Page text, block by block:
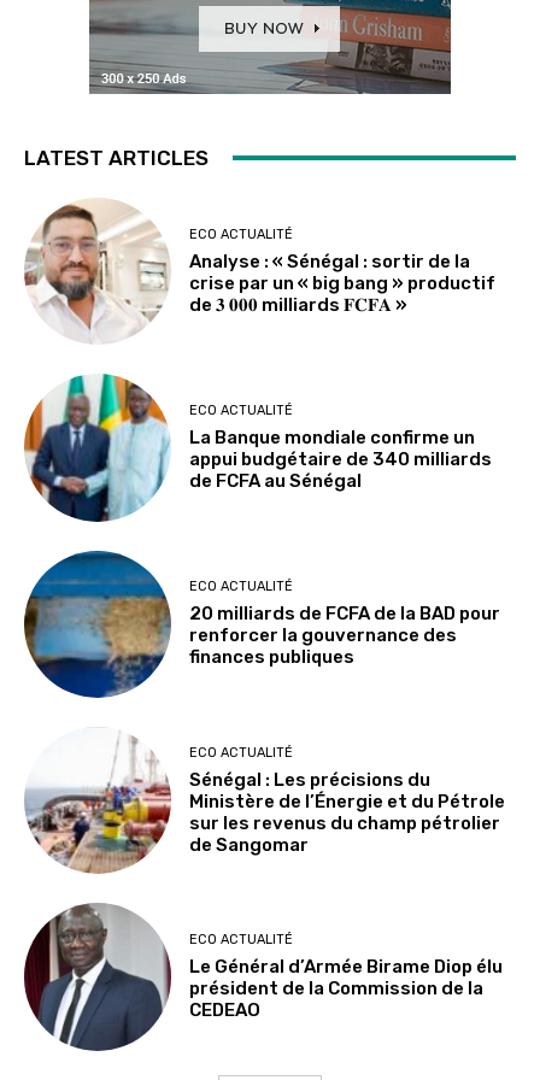
LATEST ARTICLES
ECO ACTUALITÉ
Analyse : « Sénégal : sortir de la
crise par un « big bang » productif
de 𝟑 𝟎𝟎𝟎 milliards 𝐅𝐂𝐅𝐀 »
ECO ACTUALITÉ
La Banque mondiale confirme un
appui budgétaire de 340 milliards
de FCFA au Sénégal
ECO ACTUALITÉ
20 milliards de FCFA de la BAD pour
renforcer la gouvernance des
finances publiques
ECO ACTUALITÉ
Sénégal : Les précisions du
Ministère de l’Énergie et du Pétrole
sur les revenus du champ pétrolier
de Sangomar
ECO ACTUALITÉ
Le Général d’Armée Birame Diop élu
président de la Commission de la
CEDEAO